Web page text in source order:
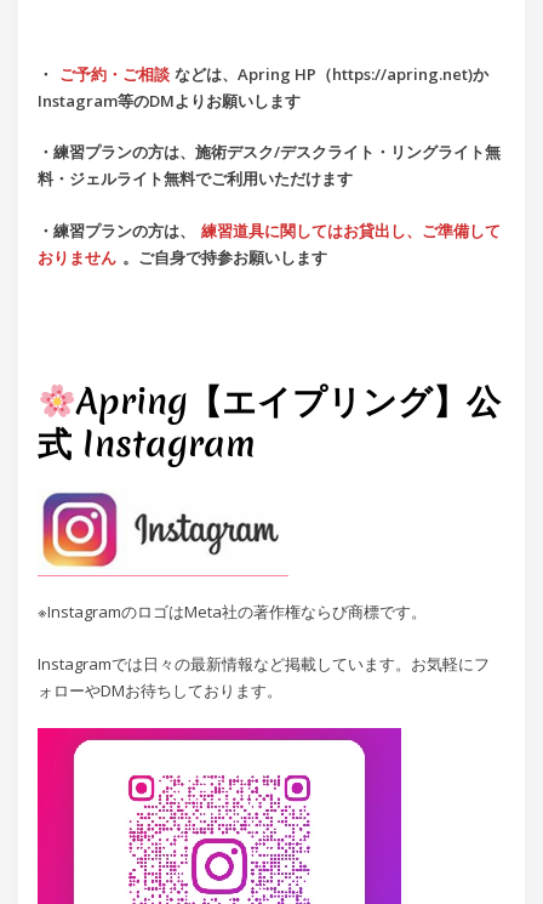
・ ご予約・ご相談 などは、Apring HP（https://apring.net)か
Instagram等のDMよりお願いします
・練習プランの方は、施術デスク/デスクライト・ リングライト無
料・ ジェルライト無料でご利用いただけます
・練習プランの方は、
練習道具に関してはお貸出し、ご準備して
おりません 。ご自身で持参お願いします
Apring【エイプリング】公
式 Instagram
※InstagramのロゴはMeta社の著作権ならび商標です。
Instagramでは日々の最新情報など掲載しています。お気軽にフ
ォローやDMお待ちしております。